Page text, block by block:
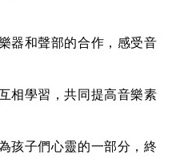
器和聲部的合作，感受音
相學習，共同提高音樂素
孩子們心靈的一部分，終